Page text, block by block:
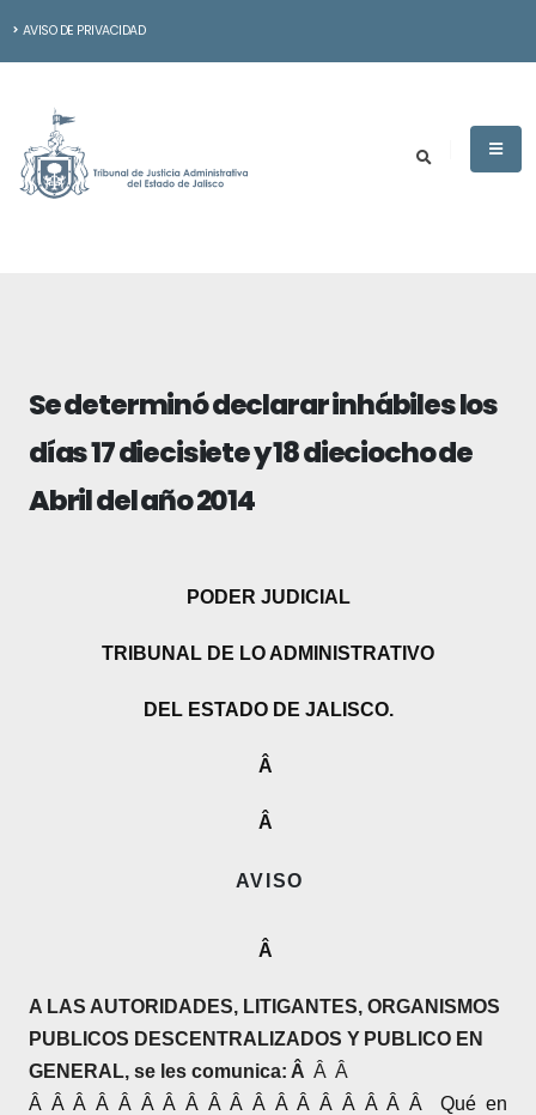
AVISO DE PRIVACIDAD
Se determinó declarar inhábiles los
días 17 diecisiete y 18 dieciocho de
Abril del año 2014
PODER JUDICIAL
TRIBUNAL DE LO ADMINISTRATIVO
DEL ESTADO DE JALISCO.
Â
Â
A V I S O
Â
A LAS AUTORIDADES, LITIGANTES, ORGANISMOS
PUBLICOS DESCENTRALIZADOS Y PUBLICO EN
GENERAL, se les comunica: Â Â Â
Â Â Â Â Â Â Â Â Â Â Â Â Â Â Â Â Â Â Qué en